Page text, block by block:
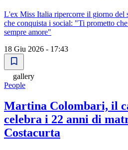
L'ex Miss Italia ripercorre il giorno del
che conquista i social: "Ti prometto
sempre amore"
18 Giu 2026 - 17:43
gallery
People
Martina Colombari, il
celebra i 22 anni di
Costacurta